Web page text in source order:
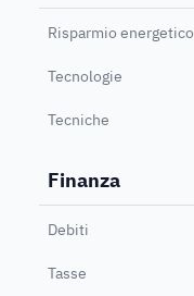
Risparmio energetico
Tecnologie
Tecniche
Finanza
Debiti
Tasse